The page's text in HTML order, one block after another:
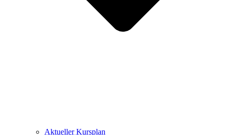
Aktueller Kursplan